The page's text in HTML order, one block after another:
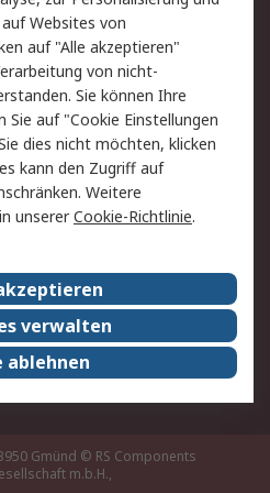
Datenschutz
Zahlungsbedingungen
Webseite Konditionen
RS weltweit
Nachhaltigkeit
Presse-Center
Gmünd © RS Components
m.b.H.,
Websites von
auf "Alle akzeptieren"
von nicht-
Sie können Ihre
Sie auf "Cookie Einstellungen
dies nicht möchten, klicken
kann den Zugriff auf
Weitere
unsererCookie-Richtlinie.
verwalten
ablehnen